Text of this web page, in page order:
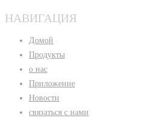
НАВИГАЦИЯ
Домой
Продукты
о нас
Приложение
Новости
связаться с нами